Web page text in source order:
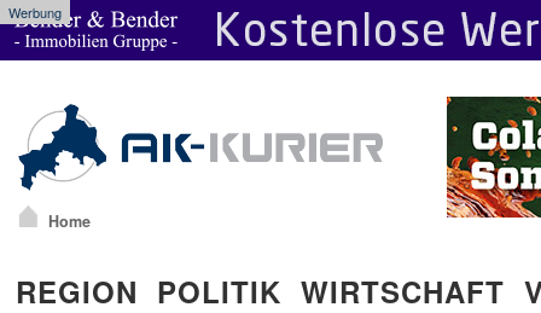
Werbung
Home
REGION POLITIK WIRTSCHAFT